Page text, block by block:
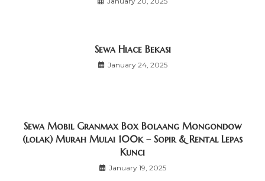
Sewa Hiace Bekasi
January 24, 2025
Sewa Mobil Granmax Box Bolaang Mongondow
(lolak) Murah Mulai 100k – Sopir & Rental Lepas
Kunci
January 19, 2025